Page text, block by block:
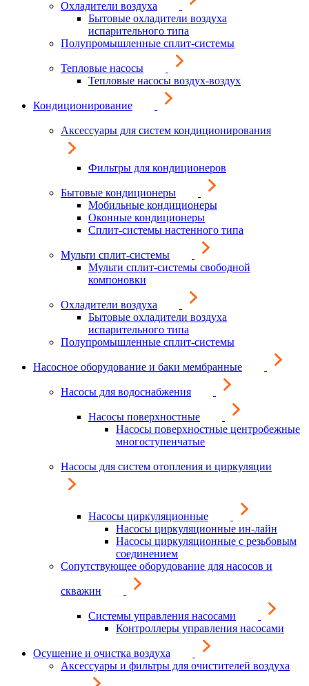
Охладители воздуха
Бытовые охладители воздуха
испарительного типа
Полупромышленные сплит-системы
Тепловые насосы
Тепловые насосы воздух-воздух
Кондиционирование
Аксессуары для систем кондиционирования
Фильтры для кондиционеров
Бытовые кондиционеры
Мобильные кондиционеры
Оконные кондиционеры
Сплит-системы настенного типа
Мульти сплит-системы
Мульти сплит-системы свободной
компоновки
Охладители воздуха
Бытовые охладители воздуха
испарительного типа
Полупромышленные сплит-системы
Насосное оборудование и баки мембранные
Насосы для водоснабжения
Насосы поверхностные
Насосы поверхностные центробежные
многоступенчатые
Насосы для систем отопления и циркуляции
Насосы циркуляционные
Насосы циркуляционные ин-лайн
Насосы циркуляционные с резьбовым
соединением
Сопутствующее оборудование для насосов и
скважин
Системы управления насосами
Контроллеры управления насосами
Осушение и очистка воздуха
Аксессуары и фильтры для очистителей воздуха